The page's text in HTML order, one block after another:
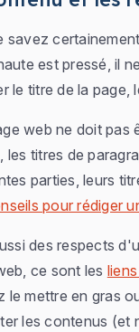
savez
est pressé, il
le titre de la page,
web ne doit pas
les titres de
parties, leurs
pour rédiger
des respects
ce sont les
le mettre en gras
les contenus (et